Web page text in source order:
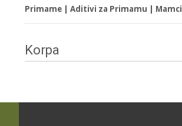
Primame | Aditivi za Primamu | Mamci
Korpa